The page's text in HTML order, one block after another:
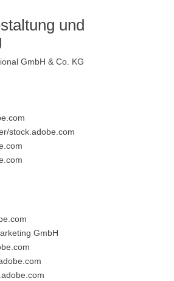
und
GmbH & Co. KG
stock.adobe.com
GmbH